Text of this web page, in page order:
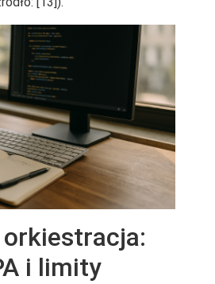
i limity